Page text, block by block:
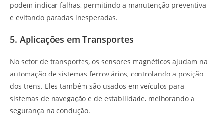
podem indicar falhas, permitindo a manutenção preventiva
e evitando paradas inesperadas.
5. Aplicações em Transportes
No setor de transportes, os sensores magnéticos ajudam na
automação de sistemas ferroviários, controlando a posição
dos trens. Eles também são usados em veículos para
sistemas de navegação e de estabilidade, melhorando a
segurança na condução.